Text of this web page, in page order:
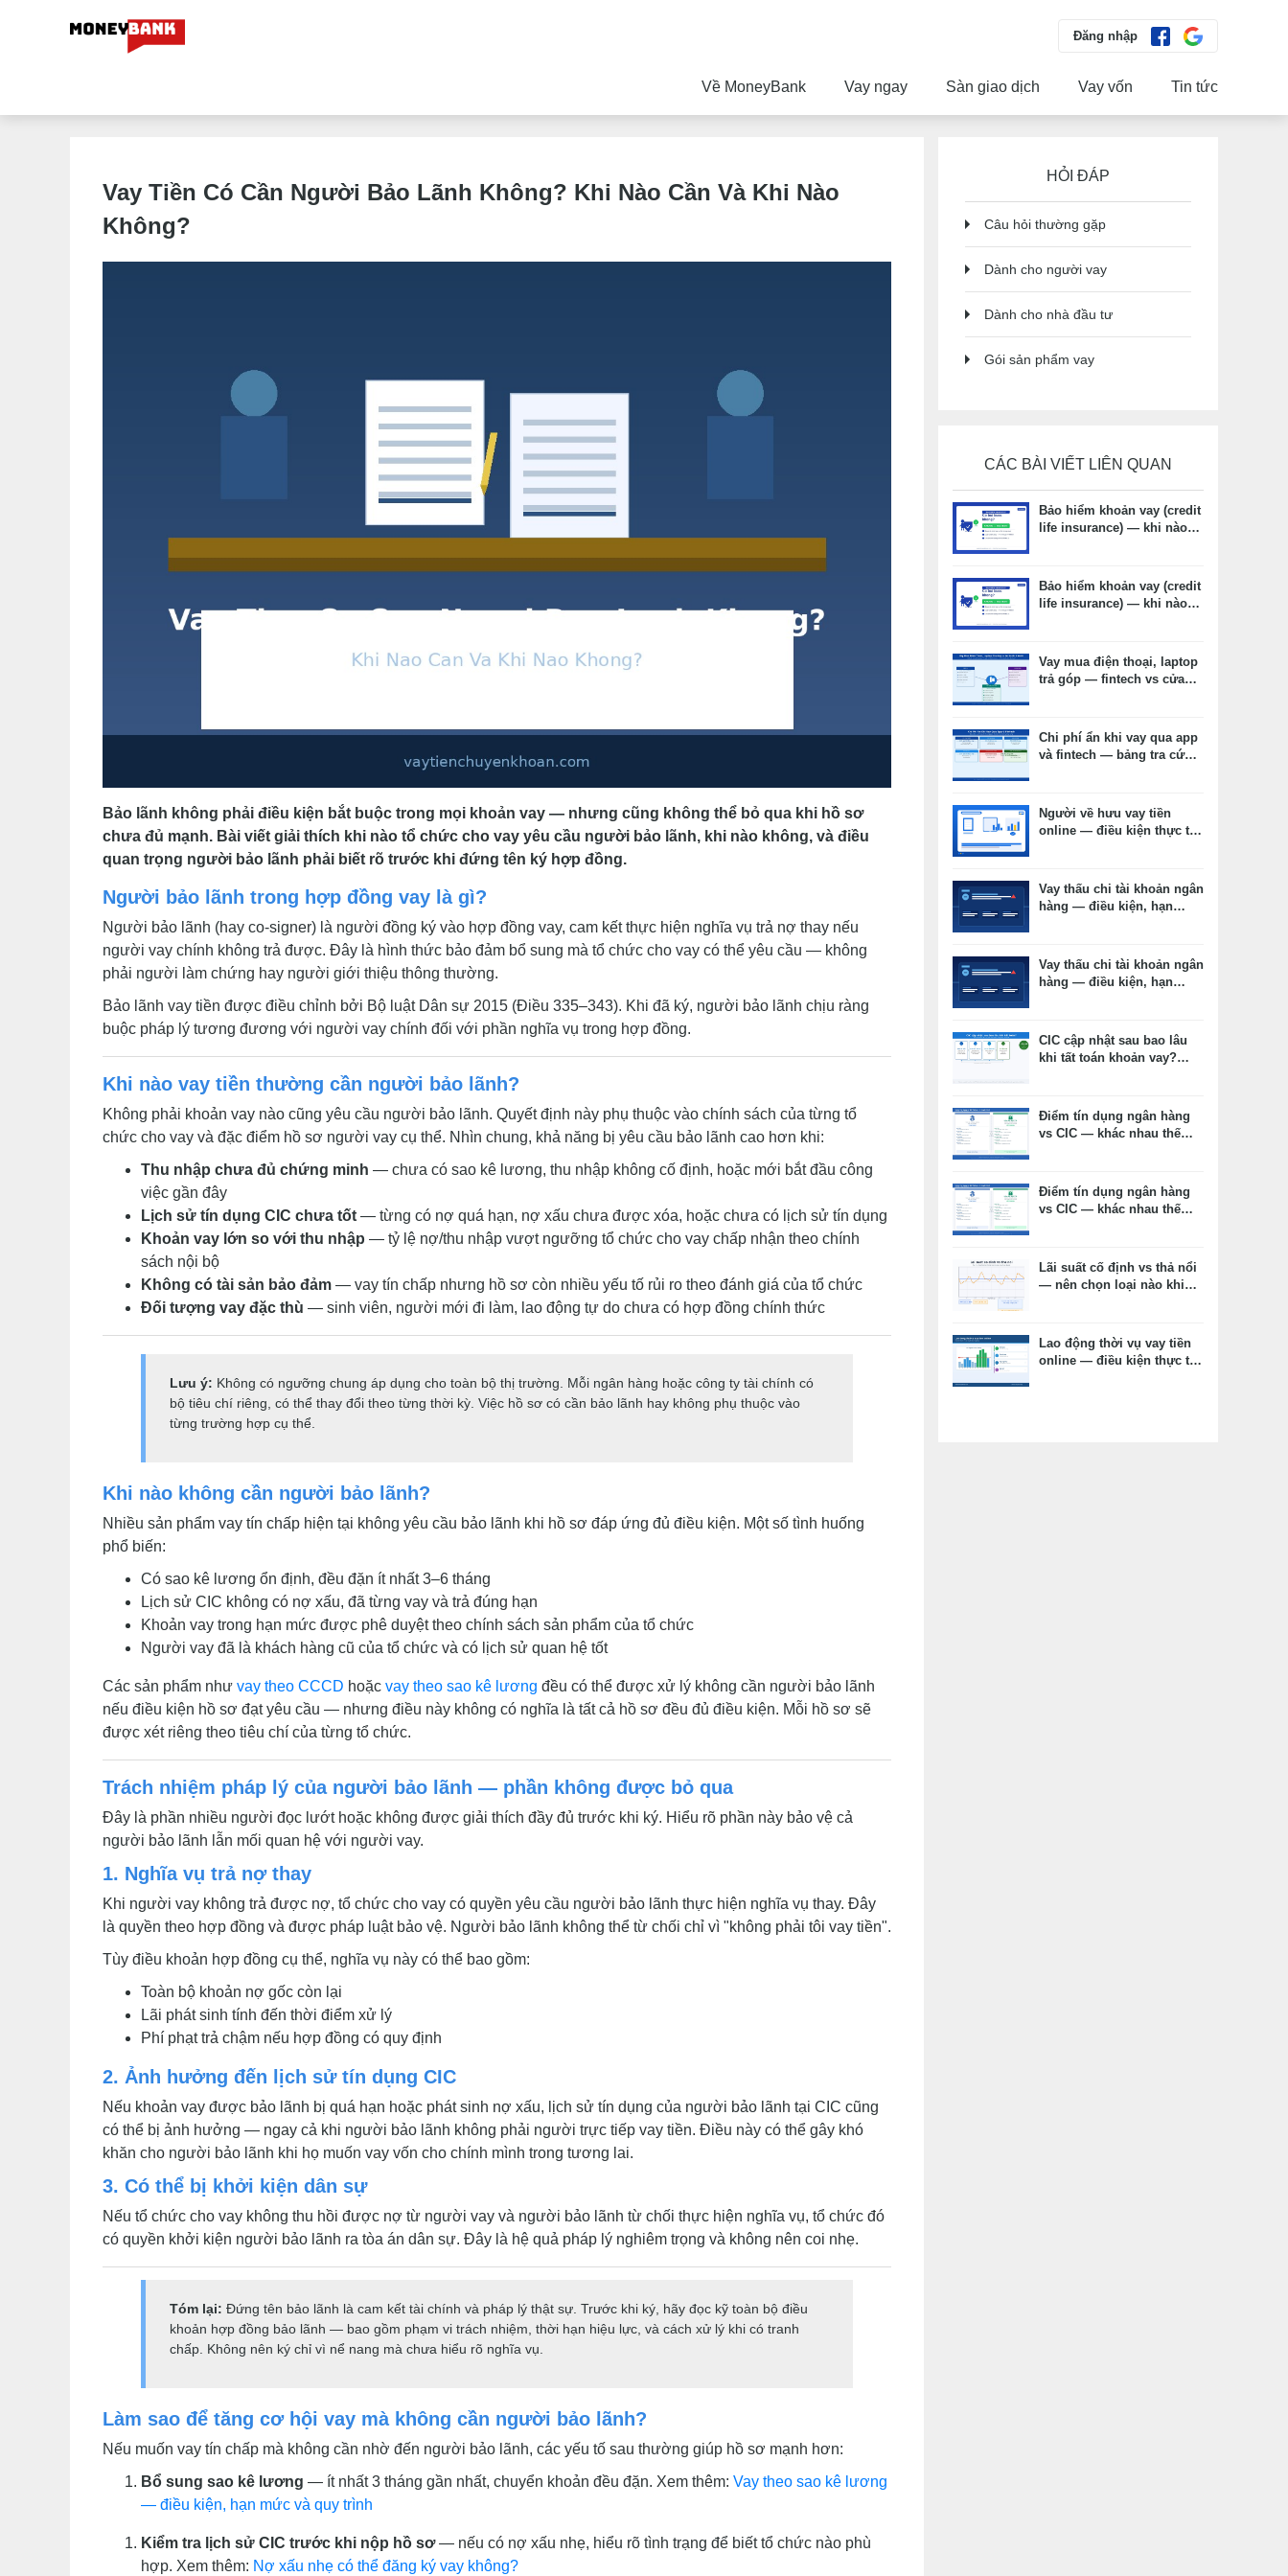
Đăng nhập
Về MoneyBank Vay ngay Sàn giao dịch Vay vốn Tin tức
Vay Tiền Có Cần Người Bảo Lãnh Không? Khi Nào Cần Và Khi Nào
Không?
Bảo lãnh không phải điều kiện bắt buộc trong mọi khoản vay — nhưng cũng không thể bỏ qua khi hồ sơ
chưa đủ mạnh. Bài viết giải thích khi nào tổ chức cho vay yêu cầu người bảo lãnh, khi nào không, và điều
quan trọng người bảo lãnh phải biết rõ trước khi đứng tên ký hợp đồng.
Người bảo lãnh trong hợp đồng vay là gì?
Người bảo lãnh (hay co-signer) là người đồng ký vào hợp đồng vay, cam kết thực hiện nghĩa vụ trả nợ thay nếu
người vay chính không trả được. Đây là hình thức bảo đảm bổ sung mà tổ chức cho vay có thể yêu cầu — không
phải người làm chứng hay người giới thiệu thông thường.
Bảo lãnh vay tiền được điều chỉnh bởi Bộ luật Dân sự 2015 (Điều 335–343). Khi đã ký, người bảo lãnh chịu ràng
buộc pháp lý tương đương với người vay chính đối với phần nghĩa vụ trong hợp đồng.
Khi nào vay tiền thường cần người bảo lãnh?
Không phải khoản vay nào cũng yêu cầu người bảo lãnh. Quyết định này phụ thuộc vào chính sách của từng tổ
chức cho vay và đặc điểm hồ sơ người vay cụ thể. Nhìn chung, khả năng bị yêu cầu bảo lãnh cao hơn khi:
Thu nhập chưa đủ chứng minh — chưa có sao kê lương, thu nhập không cố định, hoặc mới bắt đầu công
việc gần đây
Lịch sử tín dụng CIC chưa tốt — từng có nợ quá hạn, nợ xấu chưa được xóa, hoặc chưa có lịch sử tín dụng
Khoản vay lớn so với thu nhập — tỷ lệ nợ/thu nhập vượt ngưỡng tổ chức cho vay chấp nhận theo chính
sách nội bộ
Không có tài sản bảo đảm — vay tín chấp nhưng hồ sơ còn nhiều yếu tố rủi ro theo đánh giá của tổ chức
Đối tượng vay đặc thù — sinh viên, người mới đi làm, lao động tự do chưa có hợp đồng chính thức
Lưu ý: Không có ngưỡng chung áp dụng cho toàn bộ thị trường. Mỗi ngân hàng hoặc công ty tài chính có
bộ tiêu chí riêng, có thể thay đổi theo từng thời kỳ. Việc hồ sơ có cần bảo lãnh hay không phụ thuộc vào
từng trường hợp cụ thể.
Khi nào không cần người bảo lãnh?
Nhiều sản phẩm vay tín chấp hiện tại không yêu cầu bảo lãnh khi hồ sơ đáp ứng đủ điều kiện. Một số tình huống
phổ biến:
Có sao kê lương ổn định, đều đặn ít nhất 3–6 tháng
Lịch sử CIC không có nợ xấu, đã từng vay và trả đúng hạn
Khoản vay trong hạn mức được phê duyệt theo chính sách sản phẩm của tổ chức
Người vay đã là khách hàng cũ của tổ chức và có lịch sử quan hệ tốt
Các sản phẩm như vay theo CCCD hoặc vay theo sao kê lương đều có thể được xử lý không cần người bảo lãnh
nếu điều kiện hồ sơ đạt yêu cầu — nhưng điều này không có nghĩa là tất cả hồ sơ đều đủ điều kiện. Mỗi hồ sơ sẽ
được xét riêng theo tiêu chí của từng tổ chức.
Trách nhiệm pháp lý của người bảo lãnh — phần không được bỏ qua
Đây là phần nhiều người đọc lướt hoặc không được giải thích đầy đủ trước khi ký. Hiểu rõ phần này bảo vệ cả
người bảo lãnh lẫn mối quan hệ với người vay.
1. Nghĩa vụ trả nợ thay
Khi người vay không trả được nợ, tổ chức cho vay có quyền yêu cầu người bảo lãnh thực hiện nghĩa vụ thay. Đây
là quyền theo hợp đồng và được pháp luật bảo vệ. Người bảo lãnh không thể từ chối chỉ vì "không phải tôi vay tiền".
Tùy điều khoản hợp đồng cụ thể, nghĩa vụ này có thể bao gồm:
Toàn bộ khoản nợ gốc còn lại
Lãi phát sinh tính đến thời điểm xử lý
Phí phạt trả chậm nếu hợp đồng có quy định
2. Ảnh hưởng đến lịch sử tín dụng CIC
Nếu khoản vay được bảo lãnh bị quá hạn hoặc phát sinh nợ xấu, lịch sử tín dụng của người bảo lãnh tại CIC cũng
có thể bị ảnh hưởng — ngay cả khi người bảo lãnh không phải người trực tiếp vay tiền. Điều này có thể gây khó
khăn cho người bảo lãnh khi họ muốn vay vốn cho chính mình trong tương lai.
3. Có thể bị khởi kiện dân sự
Nếu tổ chức cho vay không thu hồi được nợ từ người vay và người bảo lãnh từ chối thực hiện nghĩa vụ, tổ chức đó
có quyền khởi kiện người bảo lãnh ra tòa án dân sự. Đây là hệ quả pháp lý nghiêm trọng và không nên coi nhẹ.
Tóm lại: Đứng tên bảo lãnh là cam kết tài chính và pháp lý thật sự. Trước khi ký, hãy đọc kỹ toàn bộ điều
khoản hợp đồng bảo lãnh — bao gồm phạm vi trách nhiệm, thời hạn hiệu lực, và cách xử lý khi có tranh
chấp. Không nên ký chỉ vì nể nang mà chưa hiểu rõ nghĩa vụ.
Làm sao để tăng cơ hội vay mà không cần người bảo lãnh?
Nếu muốn vay tín chấp mà không cần nhờ đến người bảo lãnh, các yếu tố sau thường giúp hồ sơ mạnh hơn:
Bổ sung sao kê lương — ít nhất 3 tháng gần nhất, chuyển khoản đều đặn. Xem thêm: Vay theo sao kê lương
— điều kiện, hạn mức và quy trình
Kiểm tra lịch sử CIC trước khi nộp hồ sơ— nếu có nợ xấu nhẹ, hiểu rõ tình trạng để biết tổ chức nào phù
hợp. Xem thêm: Nợ xấu nhẹ có thể đăng ký vay không?
HỎI ĐÁP
Câu hỏi thường gặp
Dành cho người vay
Dành cho nhà đầu tư
Gói sản phẩm vay
CÁC BÀI VIẾT LIÊN QUAN
Bảo hiểm khoản vay (credit
life insurance) — khi nào
Bảo hiểm khoản vay (credit
life insurance) — khi nào
Vay mua điện thoại, laptop
trả góp — fintech vs cửa
Chi phí ẩn khi vay qua app
và fintech — bảng tra cứu
Người về hưu vay tiền
online — điều kiện thực tế,
Vay thấu chi tài khoản ngân
hàng — điều kiện, hạn
Vay thấu chi tài khoản ngân
hàng — điều kiện, hạn
CIC cập nhật sau bao lâu
khi tất toán khoản vay?
Điểm tín dụng ngân hàng
vs CIC — khác nhau thế
Điểm tín dụng ngân hàng
vs CIC — khác nhau thế
Lãi suất cố định vs thả nổi
— nên chọn loại nào khi
Lao động thời vụ vay tiền
online — điều kiện thực tế,